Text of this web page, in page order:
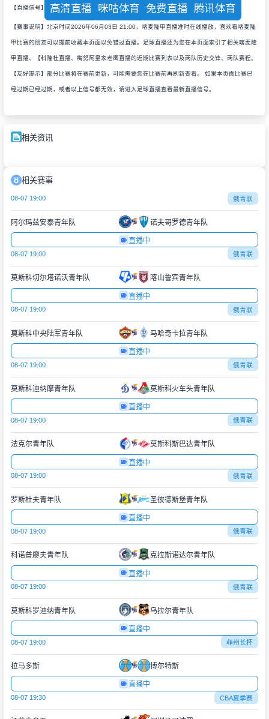
【直播信号】 高清直播 咪咕体育 免费直播 腾讯体育
【赛事说明】北京时间2026年06月03日 21:00，喀麦隆甲直播准时在线播放，喜欢看喀麦隆
甲比赛的朋友可以提前收藏本页面以免错过直播。足球直播还为您在本页面索引了相关喀麦隆
甲直播、【科隆杜直播、梅努阿皇家老鹰直播的近期比赛列表以及两队历史交锋、两队赛程。
【友好提示】部分比赛将在赛前更新，可能需要您在比赛前再刷新查看。 如果本页面比赛已
经过期已经过期，或者以上信号都无效，请进入足球直播查看最新直播信号。
相关资讯
相关赛事
08-07 19:00 俄青联
阿尔玛兹安泰青年队 诺夫哥罗德青年队
直播中
08-07 19:00 俄青联
莫斯科切尔塔诺沃青年队 喀山鲁宾青年队
直播中
08-07 19:00 俄青联
莫斯科中央陆军青年队 马哈奇卡拉青年队
直播中
08-07 19:00 俄青联
莫斯科迪纳摩青年队 莫斯科火车头青年队
直播中
08-07 19:00 俄青联
法克尔青年队 莫斯科斯巴达青年队
直播中
08-07 19:00 俄青联
罗斯杜夫青年队 圣彼德斯堡青年队
直播中
08-07 19:00 俄青联
科诺普廖夫青年队 克拉斯诺达尔青年队
直播中
08-07 19:00 俄青联
莫斯科罗迪纳青年队 乌拉尔青年队
直播中
08-07 19:00 菲州长杯
拉马多斯 博尔特斯
直播中
08-07 19:30 CBA夏季赛